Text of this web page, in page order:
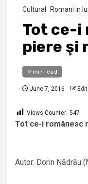
Cultural Romani in
Tot ce-i
piere şi
9 min read
June 7, 2016
Views Counter: 547
Tot ce-i românesc
Autor: Dorin Nădrău